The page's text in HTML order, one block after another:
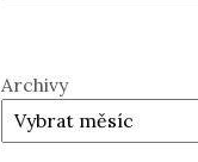
Archivy